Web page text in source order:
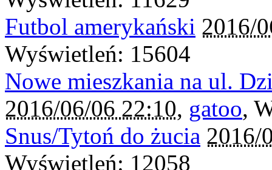
Futbol amerykański 2016/
Wyświetleń: 15604
Nowe mieszkania na ul.
2016/06/06 22:10, gatoo,
Snus/Tytoń do żucia 2016/
Wyświetleń: 12058